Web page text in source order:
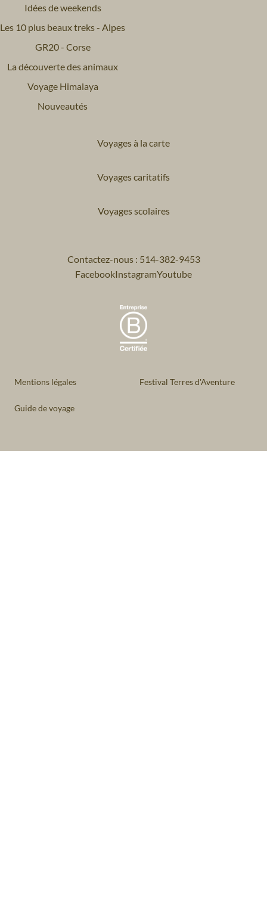
Idées de weekends
Les 10 plus beaux treks - Alpes
GR20 - Corse
La découverte des animaux
Voyage Himalaya
Nouveautés
Voyages à la carte
Voyages caritatifs
Voyages scolaires
Contactez-nous : 514-382-9453
FacebookInstagramYoutube
Mentions légales Festival Terres d'Aventure
Guide de voyage